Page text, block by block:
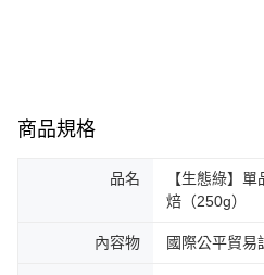
商品規格
品名
【生態綠】
焙（250g）
內容物 國際公平貿易